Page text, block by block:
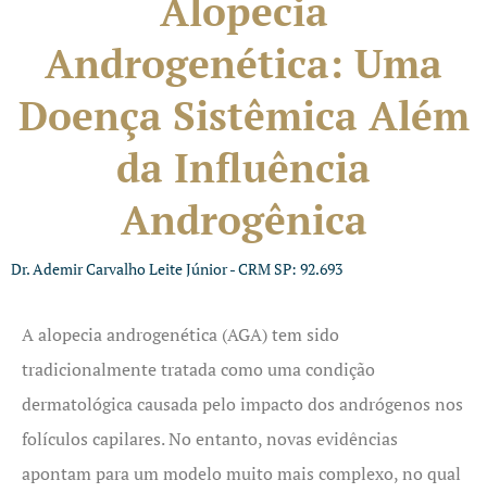
Alopecia
Androgenética: Uma
Doença Sistêmica Além
da Influência
Androgênica
Dr. Ademir Carvalho Leite Júnior - CRM SP: 92.693
A alopecia androgenética (AGA) tem sido
tradicionalmente tratada como uma condição
dermatológica causada pelo impacto dos andrógenos nos
folículos capilares. No entanto, novas evidências
apontam para um modelo muito mais complexo, no qual